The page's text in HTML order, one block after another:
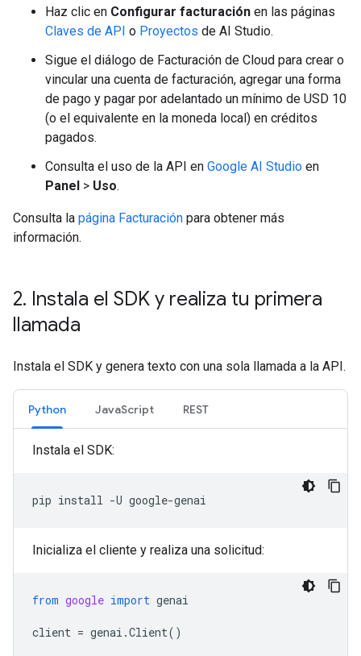
Haz clic en Configurar facturación en las páginas
Claves de API o Proyectos de AI Studio.
Sigue el diálogo de Facturación de Cloud para crear o
vincular una cuenta de facturación, agregar una forma
de pago y pagar por adelantado un mínimo de USD 10
(o el equivalente en la moneda local) en créditos
pagados.
Consulta el uso de la API en Google AI Studio en
Panel > Uso.
Consulta la página Facturación para obtener más
información.
2. Instala el SDK y realiza tu primera
llamada
Instala el SDK y genera texto con una sola llamada a la API.
Python JavaScript REST
Instala el SDK:
pip install -U
Inicializa el cliente y realiza una solicitud:
from google import genai
client = genai .Client()